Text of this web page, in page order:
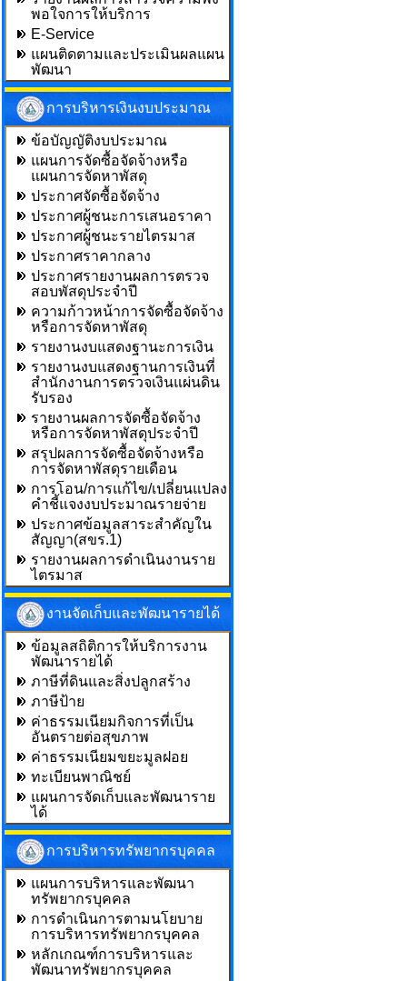
พอใจการให้บริการ
E-Service
แผนติดตามและประเมินผลแผน
พัฒนา
การบริหารเงินงบประมาณ
ข้อบัญญัติงบประมาณ
แผนการจัดซื้อจัดจ้างหรือ
แผนการจัดหาพัสดุ
ประกาศจัดซื้อจัดจ้าง
ประกาศผู้ชนะการเสนอราคา
ประกาศผู้ชนะรายไตรมาส
ประกาศราคากลาง
ประกาศรายงานผลการตรวจ
สอบพัสดุประจำปี
ความก้าวหน้าการจัดซื้อจัดจ้าง
หรือการจัดหาพัสดุ
รายงานงบแสดงฐานะการเงิน
รายงานงบแสดงฐานการเงินที่
สำนักงานการตรวจเงินแผ่นดิน
รับรอง
รายงานผลการจัดซื้อจัดจ้าง
หรือการจัดหาพัสดุประจำปี
สรุปผลการจัดซื้อจัดจ้างหรือ
การจัดหาพัสดุรายเดือน
การโอน/การแก้ไข/เปลี่ยนแปลง
คำชี้แจงงบประมาณรายจ่าย
ประกาศข้อมูลสาระสำคัญใน
สัญญา(สขร.1)
รายงานผลการดำเนินงานราย
ไตรมาส
งานจัดเก็บและพัฒนารายได้
ข้อมูลสถิติการให้บริการงาน
พัฒนารายได้
ภาษีที่ดินและสิ่งปลูกสร้าง
ภาษีป้าย
ค่าธรรมเนียมกิจการที่เป็น
อันตรายต่อสุขภาพ
ค่าธรรมเนียมขยะมูลฝอย
ทะเบียนพาณิชย์
แผนการจัดเก็บและพัฒนาราย
ได้
การบริหารทรัพยากรบุคคล
แผนการบริหารและพัฒนา
ทรัพยากรบุคคล
การดำเนินการตามนโยบาย
การบริหารทรัพยากรบุคคล
หลักเกณฑ์การบริหารและ
พัฒนาทรัพยากรบุคคล